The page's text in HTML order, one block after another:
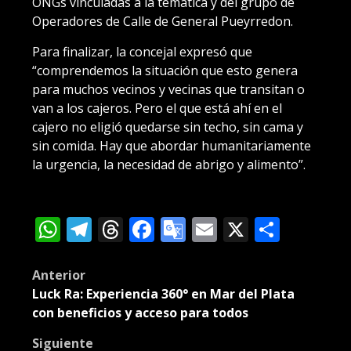
Operadores de Calle de General Pueyrredon.
Para finalizar, la concejal expresó que
“comprendemos la situación que esto genera
para muchos vecinos y vecinas que transitan o
van a los cajeros. Pero el que está ahí en el
cajero no eligió quedarse sin techo, sin cama y
sin comida. Hay que abordar humanitariamente
la urgencia, la necesidad de abrigo y alimento”.
WhatsApp
Telegram
Threads
Facebook
Google
Email
X
Post
navigation
Anterior
Luck Ra: Experiencia 360° en Mar del Plata
con beneficios y acceso para todos
Siguiente